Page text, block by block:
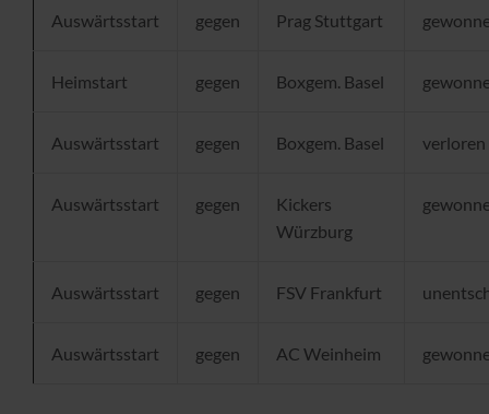
Auswärtsstart gegen Prag Stuttgart
Heimstart gegen Boxgem. Basel
Auswärtsstart gegen Boxgem. Basel verloren
Auswärtsstart gegen
Kickers
Würzburg
Auswärtsstart gegen FSV Frankfurt
Auswärtsstart gegen AC Weinheim